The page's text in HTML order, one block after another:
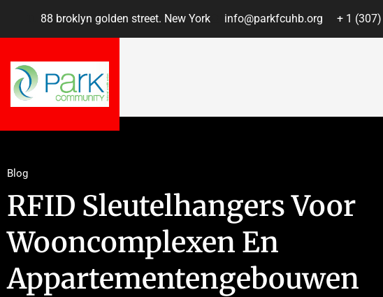
88 broklyn golden street. New York info@parkfcuhb.org + 1
Blog
RFID Sleutelhangers Voor
Wooncomplexen En
Appartementengebouwen